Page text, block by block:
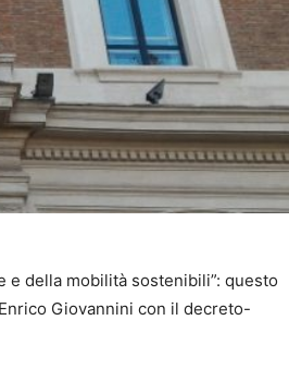
della mobilità sostenibili”: questo
Giovannini con il decreto-